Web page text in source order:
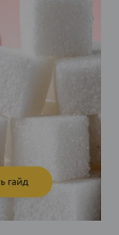
НА САЙТЕ